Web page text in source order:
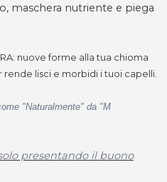
maschera nutriente e piega
nuove forme alla tua chioma
lisci e morbidi i tuoi capelli.
"Naturalmente" da "M
presentando il buono